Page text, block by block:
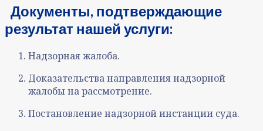
Документы, подтверждающие
результат нашей услуги:
Надзорная жалоба.
Доказательства направления надзорной
жалобы на рассмотрение.
Постановление надзорной инстанции суда.